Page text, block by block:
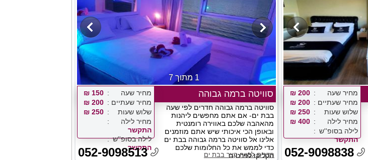
מחיר שעה
200 ₪
מחיר שעתיים
200 ₪
שלוש שעות
250 ₪
מחיר לילה
400 ₪
לילה בסופ''ש
התקשר
052-9098838
1 מתוך 7
סוויטה ברמה גבוהה
סוויטה ברמה גבוהה חדרים לפי שעה
בבת ים- אם אתם מחפשים ליהנות
מהאהבה שלכם באווירה רומנטית
ובאופן הכי איכותי שיש אתם מוזמנים
אלינו אל סוויטה ברמה גבוהה בבת ים
כדי לממש את כל החלומות שלכם
הקליקו לפרטים...
חדרים לטווח קצר בבת ים
מחיר שעה
150 ₪
מחיר שעתיים
200 ₪
שלוש שעות
250 ₪
מחיר לילה
התקשר
לילה בסופ''ש
התקשר
052-9098513